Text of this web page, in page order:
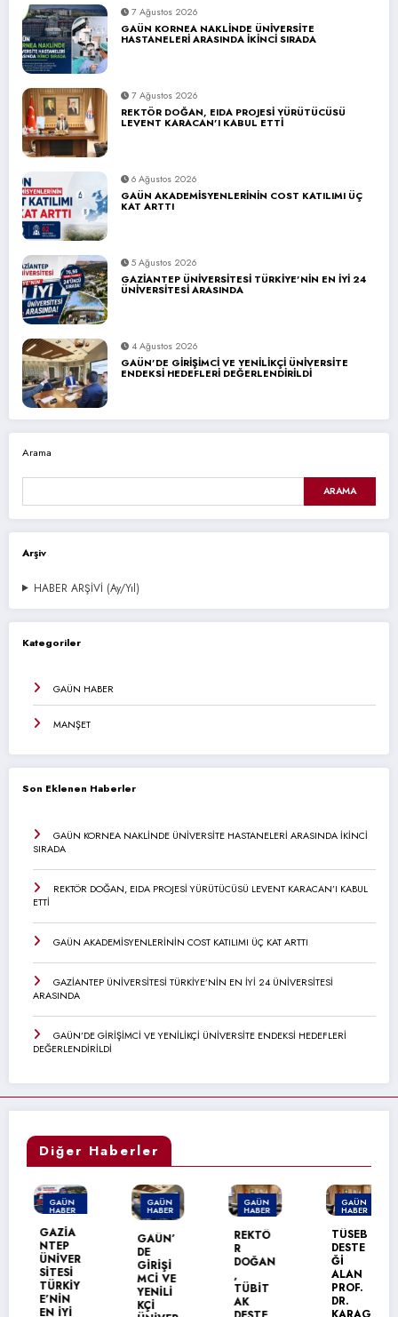
7 Ağustos 2026
GAÜN KORNEA NAKLİNDE ÜNİVERSİTE
HASTANELERİ ARASINDA İKİNCİ SIRADA
7 Ağustos 2026
REKTÖR DOĞAN, EIDA PROJESİ YÜRÜTÜCÜSÜ
LEVENT KARACAN’I KABUL ETTİ
6 Ağustos 2026
GAÜN AKADEMİSYENLERİNİN COST KATILIMI ÜÇ
KAT ARTTI
5 Ağustos 2026
GAZİANTEP ÜNİVERSİTESİ TÜRKİYE’NİN EN İYİ 24
ÜNİVERSİTESİ ARASINDA
4 Ağustos 2026
GAÜN’DE GİRİŞİMCİ VE YENİLİKÇİ ÜNİVERSİTE
ENDEKSİ HEDEFLERİ DEĞERLENDİRİLDİ
Arama
ARAMA
Arşiv
HABER ARŞİVİ (Ay/Yıl)
Kategoriler
GAÜN HABER
MANŞET
Son Eklenen Haberler
GAÜN KORNEA NAKLİNDE ÜNİVERSİTE HASTANELERİ ARASINDA İKİNCİ
SIRADA
REKTÖR DOĞAN, EIDA PROJESİ YÜRÜTÜCÜSÜ LEVENT KARACAN’I KABUL
ETTİ
GAÜN AKADEMİSYENLERİNİN COST KATILIMI ÜÇ KAT ARTTI
GAZİANTEP ÜNİVERSİTESİ TÜRKİYE’NİN EN İYİ 24 ÜNİVERSİTESİ
ARASINDA
GAÜN’DE GİRİŞİMCİ VE YENİLİKÇİ ÜNİVERSİTE ENDEKSİ HEDEFLERİ
DEĞERLENDİRİLDİ
Diğer Haberler
GAÜN
HABER
MANŞET
GAZİA
NTEP
ÜNİVER
SİTESİ
TÜRKİY
E’NİN
EN İYİ
GAÜN
HABER
GAÜN’
DE
GİRİŞİ
MCİ VE
YENİLİ
KÇİ
GAÜN
HABER
REKTÖ
DOĞAN
TÜBİT
AK
GAÜN
HABER
TÜSEB
DESTE
Ğİ
ALAN
PROF.
DR.